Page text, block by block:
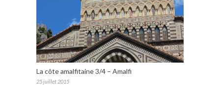
La côte amalfitaine 3/4 – Amalfi
25 juillet 2015